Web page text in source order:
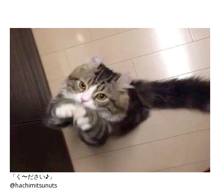
「く〜ださい♪」
@hachimitsunuts